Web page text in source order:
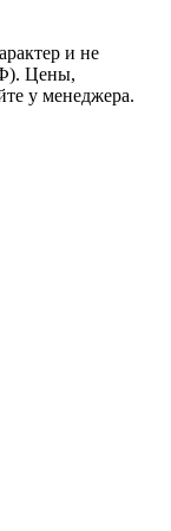
и не
Цены,
у менеджера.